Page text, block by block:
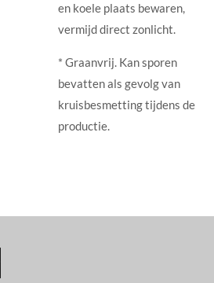
en koele plaats bewaren,
vermijd direct zonlicht.
* Graanvrij. Kan sporen
bevatten als gevolg van
kruisbesmetting tijdens de
productie.